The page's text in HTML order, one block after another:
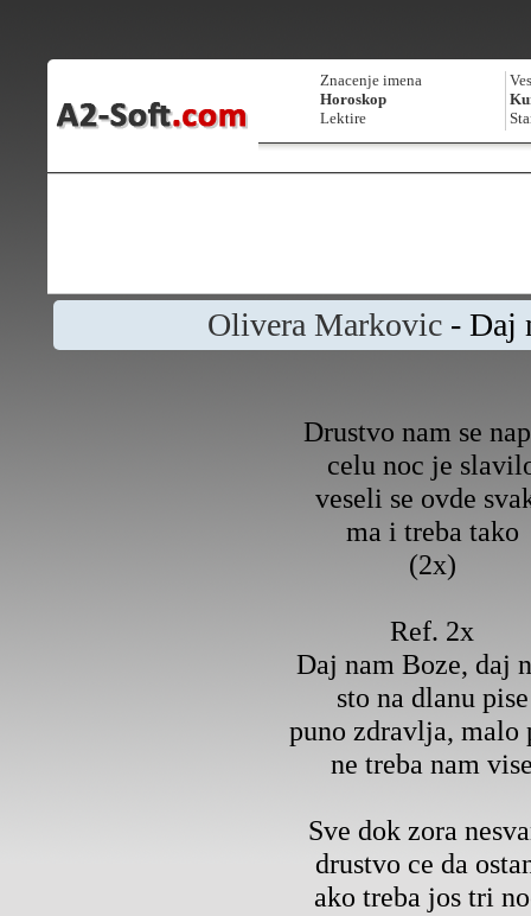
Znacenje imena
Horoskop
Lektire
Olivera Markovic- Daj
Drustvo nam se
celu noc je
veseli se ovde
ma i treba tako
(2x)
Ref. 2x
Daj nam Boze, daj
sto na dlanu pise
puno zdravlja, malo
ne treba nam
Sve dok zora
drustvo ce da
ako treba jos tri